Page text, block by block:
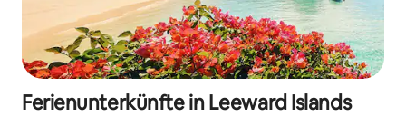
Ferienunterkünfte in Leeward Islands